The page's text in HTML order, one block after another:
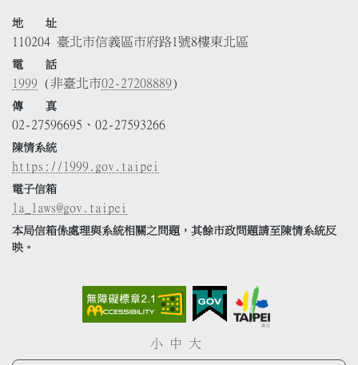
地 址
110204 臺北市信義區市府路1號8樓東北區
電 話
1999 (非臺北市02-27208889)
傳 真
02-27596695、02-27593266
陳情系統
https://1999.gov.taipei
電子信箱
la_laws@gov.taipei
本局信箱係處理與系統相關之問題，其餘市政問題請至陳情系統反
映。
小 中 大